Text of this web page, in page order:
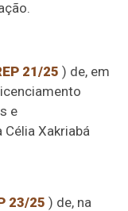
21/25 ) de, em
e
Xakriabá
23/25 ) de, na